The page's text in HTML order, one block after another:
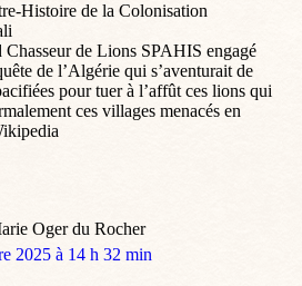
Histoire de la Colonisation
Chasseur de Lions SPAHIS engagé
de l’Algérie qui s’aventurait de
pour tuer à l’affût ces lions qui
ces villages menacés en
Oger du Rocher
2025 à 14 h 32 min